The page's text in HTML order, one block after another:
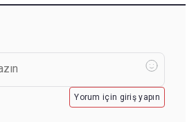
Yorum için giriş yapın